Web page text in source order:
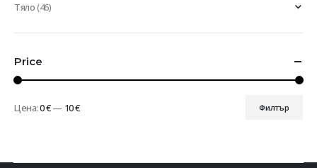
Тяло(46)
Price
Минимална
Максимална
Филтър
Цена:0 €— 10 €